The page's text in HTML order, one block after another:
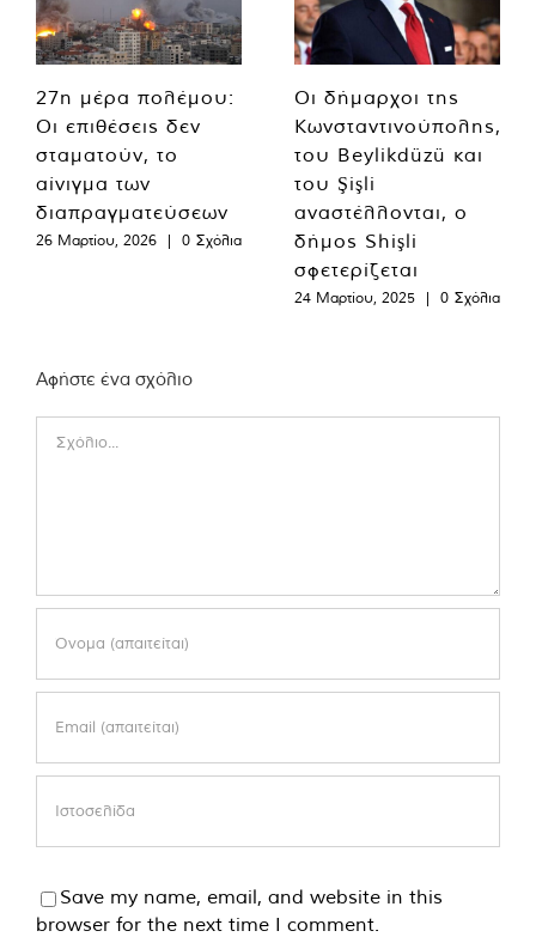
27η μέρα πολέμου:
Οι επιθέσεις δεν
σταματούν, το
αίνιγμα των
διαπραγματεύσεων
26 Μαρτίου, 2026 | 0 Σχόλια
Οι δήμαρχοι της
Κωνσταντινούπολης,
του Beylikdüzü και
του Şişli
αναστέλλονται, ο
δήμος Shişli
σφετερίζεται
24 Μαρτίου, 2025 | 0 Σχόλια
Αφήστε ένα σχόλιο
Save my name, email, and website in this
browser for the next time I comment.